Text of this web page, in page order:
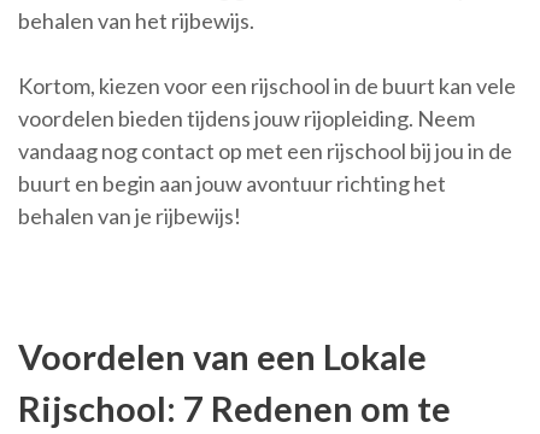
behalen van het rijbewijs.
Kortom, kiezen voor een rijschool in de buurt kan vele
voordelen bieden tijdens jouw rijopleiding. Neem
vandaag nog contact op met een rijschool bij jou in de
buurt en begin aan jouw avontuur richting het
behalen van je rijbewijs!
Voordelen van een Lokale
Rijschool: 7 Redenen om te